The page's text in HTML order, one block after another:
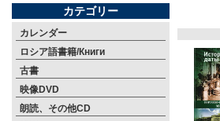
カテゴリー
カレンダー
ロシア語書籍/Книги
古書
映像DVD
朗読、その他CD